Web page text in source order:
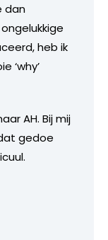
dan
heb ik
‘why’
AH. Bij mij
gedoe